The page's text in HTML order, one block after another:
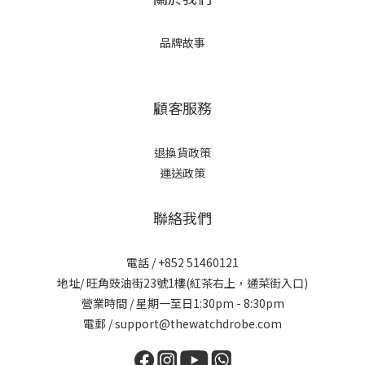
品牌故事
顧客服務
退換貨政策
運送政策
聯絡我們
電話 / +852 51460121
地址/ 旺角豉油街23號1樓(紅茶右上，通菜街入口)
營業時間 / 星期一至日1:30pm - 8:30pm
電郵 / support@thewatchdrobe.com